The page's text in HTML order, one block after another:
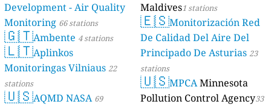
Development - Air Quality
Monitoring 66 stations
🇬🇹Ambente 4 stations
🇱🇹Aplinkos
Monitoringas Vilniaus 22
stations
🇺🇸AQMD NASA 69
Maldives1 stations
🇪🇸Monitorización Red
De Calidad Del Aire Del
Principado De Asturias 23
stations
🇺🇸MPCAMinnesota
Pollution Control Agency33